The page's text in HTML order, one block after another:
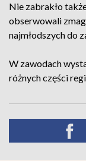
Nie zabrakło
obserwowali
najmłodszych do
W zawodach
różnych części